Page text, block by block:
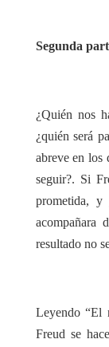
Segunda
¿Quién nos
¿quién será
abreve en los
seguir?. Si
prometida, y
acompañara
resultado no
Leyendo “El
Freud se